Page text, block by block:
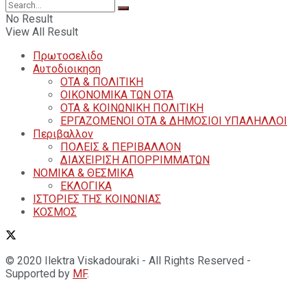
No Result
View All Result
Πρωτοσελιδο
Αυτοδιοικηση
ΟΤΑ & ΠΟΛΙΤΙΚΗ
ΟΙΚΟΝΟΜΙΚΑ ΤΩΝ ΟΤΑ
ΟΤΑ & ΚΟΙΝΩΝΙΚΗ ΠΟΛΙΤΙΚΗ
ΕΡΓΑΖΟΜΕΝΟΙ ΟΤΑ & ΔΗΜΟΣΙΟΙ ΥΠΑΛΗΛΛΟΙ
Περιβαλλον
ΠΟΛΕΙΣ & ΠΕΡΙΒΑΛΛΟΝ
ΔΙΑΧΕΙΡΙΣΗ ΑΠΟΡΡΙΜΜΑΤΩΝ
ΝΟΜΙΚΑ & ΘΕΣΜΙΚΑ
ΕΚΛΟΓΙΚΑ
ΙΣΤΟΡΙΕΣ ΤΗΣ ΚΟΙΝΩΝΙΑΣ
ΚΟΣΜΟΣ
© 2020 Ilektra Viskadouraki - All Rights Reserved -
Supported by MF.